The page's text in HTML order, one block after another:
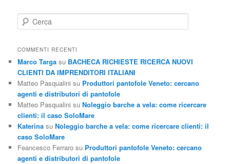
e
c
COMMENTI RECENTI
Marco Targa su BACHECA RICHIESTE RICERCA NUOVI
CLIENTI DA IMPRENDITORI ITALIANI
Matteo Pasqualini su Produttori pantofole Veneto: cercano
agenti e distributori di pantofole
Matteo Pasqualini suNoleggio barche a vela: come ricercare
clienti: il caso SoloMare
Katerina suNoleggio barche a vela: come ricercare clienti: il
caso SoloMare
Feancesco Ferraro su Produttori pantofole Veneto: cercano
agenti e distributori di pantofole